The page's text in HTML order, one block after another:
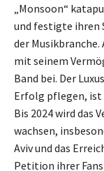
„Monsoon“
und festigte ihren
der
mit seinem
Band bei. Der
Erfolg pflegen, ist
Bis 2024 wird das
wachsen,
Aviv und das
Petition ihrer